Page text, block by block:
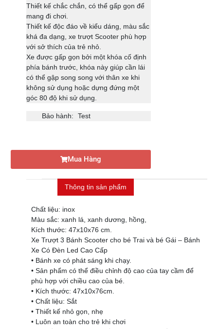
Thiết kế chắc chắn, có thể gấp gọn để
mang đi chơi.
Thiết kế độc đáo về kiểu dáng, màu sắc
khá đa dạng, xe trượt Scooter phù hợp
với sở thích của trẻ nhỏ.
Xe được gấp gọn bởi một khóa cố định
phía bánh trước, khóa này giúp cần lái
có thể gập song song với thân xe khi
không sử dụng hoặc dựng đứng một
góc 80 độ khi sử dụng.
Bảo hành: Test
Mua Hàng
Thông tin sản phẩm
Chất liệu: inox
Màu sắc: xanh lá, xanh dương, hồng,
Kích thước: 47x10x76 cm.
Xe Trượt 3 Bánh Scooter cho bé Trai và bé Gái – Bánh
Xe Có Đèn Led Cao Cấp
• Bánh xe có phát sáng khi chạy.
• Sản phẩm có thể điều chỉnh độ cao của tay cầm để
phù hợp với chiều cao của bé.
• Kích thước: 47x10x76cm.
• Chất liệu: Sắt
• Thiết kế nhỏ gọn, nhẹ
• Luôn an toàn cho trẻ khi chơi